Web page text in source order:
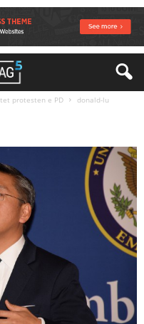
protesten e PD donald-lu